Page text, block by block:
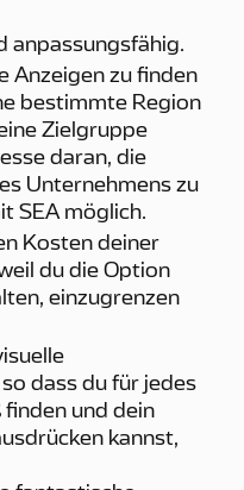
anpassungsfähig.
Anzeigen zu finden
bestimmte Region
Zielgruppe
daran, die
Unternehmens zu
SEA möglich.
Kosten deiner
du die Option
einzugrenzen
dass du für jedes
und dein
kannst,